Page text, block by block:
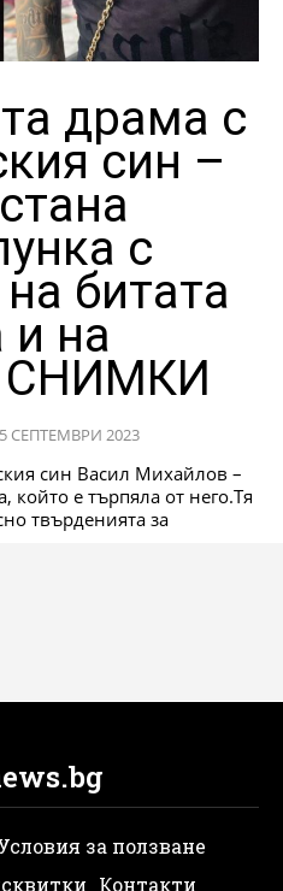
драма с
син –
с
битата
и на
СНИМКИ
СЕПТЕМВРИ 2023
син Васил Михайлов –
който е търпяла от него.Тя
твърденията за
за ползване
Контакти